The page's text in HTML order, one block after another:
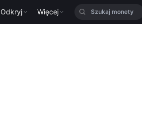
Odkryj Więcej